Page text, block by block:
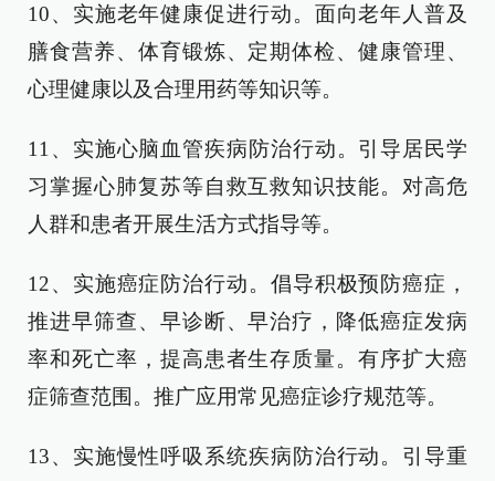
10、实施老年健康促进行动。面向老年人普及
膳食营养、体育锻炼、定期体检、健康管理、
心理健康以及合理用药等知识等。
11、实施心脑血管疾病防治行动。引导居民学
习掌握心肺复苏等自救互救知识技能。对高危
人群和患者开展生活方式指导等。
12、实施癌症防治行动。倡导积极预防癌症，
推进早筛查、早诊断、早治疗，降低癌症发病
率和死亡率，提高患者生存质量。有序扩大癌
症筛查范围。推广应用常见癌症诊疗规范等。
13、实施慢性呼吸系统疾病防治行动。引导重